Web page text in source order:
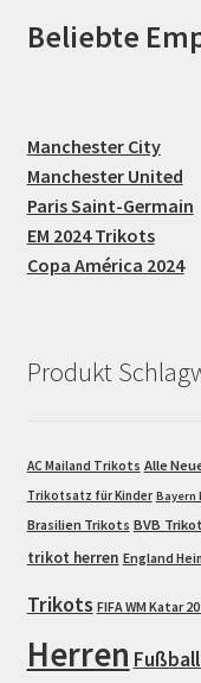
Beliebte
Manchester City
Manchester United
Paris Saint-Germain
EM 2024 Trikots
Copa América 2024
Produkt
AC Mailand Trikots Alle
Trikotsatz für Kinder Bayern
Brasilien Trikots BVB
trikot herren England
Trikots FIFA WM Katar
Herren